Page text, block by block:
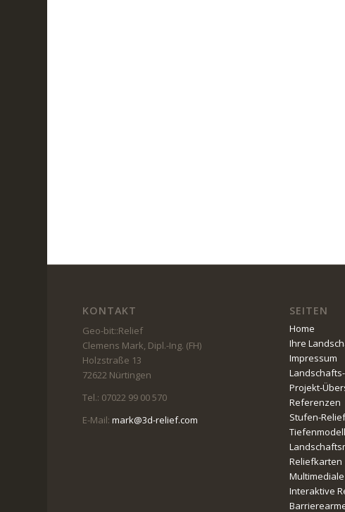
KONTAKT
Geo-bit::Relief
Clemens Mark, Dipl.-Ing. (FH)
Holzstraße 13
72622 Nürtingen
Tel.: 07022 99 00 570
E-Mail:mark@3d-relief.com
SEITEN
Home
Ihre
Impressum
Projekt-
Referenzen
Stufen-
Reliefkarten
Interaktive